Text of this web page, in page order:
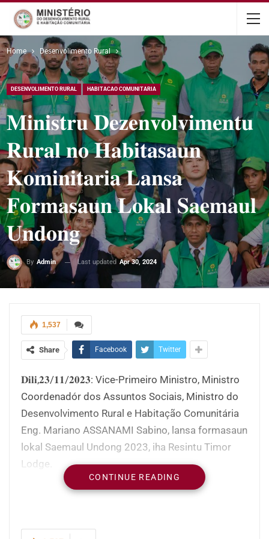
content
Home Desenvolimento Rural
DESENVOLIMENTO RURAL HABITACAO COMUNITARIA
𝐌𝐢𝐧𝐢𝐬𝐭𝐫𝐮 𝐃𝐞𝐳𝐞𝐧𝐯𝐨𝐥𝐯𝐢𝐦𝐞𝐧𝐭𝐮
𝐑𝐮𝐫𝐚𝐥 𝐧𝐨 𝐇𝐚𝐛𝐢𝐭𝐚𝐬𝐚𝐮𝐧
𝐊𝐨𝐦𝐢𝐧𝐢𝐭𝐚𝐫𝐢𝐚 𝐋𝐚𝐧𝐬𝐚
𝐅𝐨𝐫𝐦𝐚𝐬𝐚𝐮𝐧 𝐋𝐨𝐤𝐚𝐥 𝐒𝐚𝐞𝐦𝐚𝐮𝐥
𝐔𝐧𝐝𝐨𝐧𝐠
By Admin Last updated Apr 30, 2024
1,537
Share Facebook Twitter
𝐃𝐢𝐥𝐢,𝟐𝟑/𝟏𝟏/𝟐𝟎𝟐𝟑: Vice-Primeiro Ministro, Ministro
Coordenadór dos Assuntos Sociais, Ministro do
Desenvolvimento Rural e Habitação Comunitária
Eng. Mariano ASSANAMI Sabino, lansa formasaun
lokal Saemaul Undong 2023, iha Resintu Timor
Lodge.
Iha intervensaun Vise-Primeiru Ministru, agradese
ba ekipa tomak neebé organiza hodi ezekuta
Saemaul Undong neebé mai hamutuk iha nee.
CONTINUE READING